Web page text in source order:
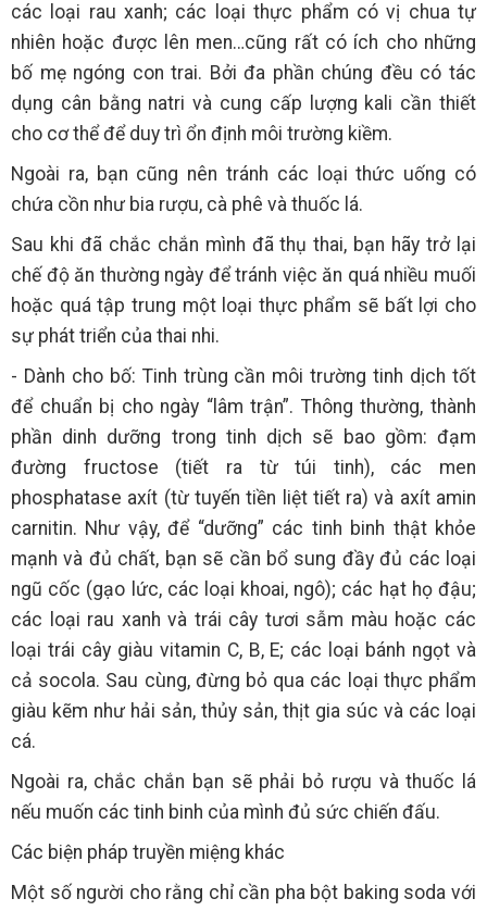
các loại rau xanh; các loại thực phẩm có vị chua tự
nhiên hoặc được lên men…cũng rất có ích cho những
bố mẹ ngóng con trai. Bởi đa phần chúng đều có tác
dụng cân bằng natri và cung cấp lượng kali cần thiết
cho cơ thể để duy trì ổn định môi trường kiềm.
Ngoài ra, bạn cũng nên tránh các loại thức uống có
chứa cồn như bia rượu, cà phê và thuốc lá.
Sau khi đã chắc chắn mình đã thụ thai, bạn hãy trở lại
chế độ ăn thường ngày để tránh việc ăn quá nhiều muối
hoặc quá tập trung một loại thực phẩm sẽ bất lợi cho
sự phát triển của thai nhi.
- Dành cho bố: Tinh trùng cần môi trường tinh dịch tốt
để chuẩn bị cho ngày “lâm trận”. Thông thường, thành
phần dinh dưỡng trong tinh dịch sẽ bao gồm: đạm
đường fructose (tiết ra từ túi tinh), các men
phosphatase axít (từ tuyến tiền liệt tiết ra) và axít amin
carnitin. Như vậy, để “dưỡng” các tinh binh thật khỏe
mạnh và đủ chất, bạn sẽ cần bổ sung đầy đủ các loại
ngũ cốc (gạo lức, các loại khoai, ngô); các hạt họ đậu;
các loại rau xanh và trái cây tươi sẫm màu hoặc các
loại trái cây giàu vitamin C, B, E; các loại bánh ngọt và
cả socola. Sau cùng, đừng bỏ qua các loại thực phẩm
giàu kẽm như hải sản, thủy sản, thịt gia súc và các loại
cá.
Ngoài ra, chắc chắn bạn sẽ phải bỏ rượu và thuốc lá
nếu muốn các tinh binh của mình đủ sức chiến đấu.
Các biện pháp truyền miệng khác
Một số người cho rằng chỉ cần pha bột baking soda với